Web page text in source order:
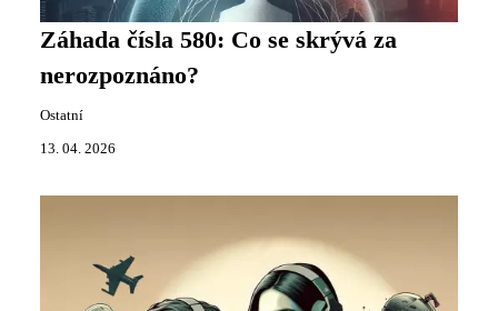
Záhada čísla 580: Co se skrývá za
nerozpoznáno?
Ostatní
13. 04. 2026